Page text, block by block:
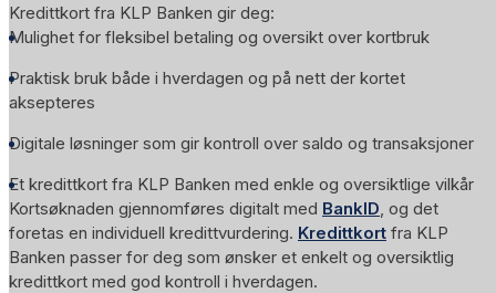
Kredittkort fra KLP Banken gir deg:
Mulighet for fleksibel betaling og oversikt over kortbruk
Praktisk bruk både i hverdagen og på nett der kortet
aksepteres
Digitale løsninger som gir kontroll over saldo og transaksjoner
Et kredittkort fra KLP Banken med enkle og oversiktlige vilkår
Kortsøknaden gjennomføres digitalt med BankID , og det
foretas en individuell kredittvurdering. Kredittkort fra KLP
Banken passer for deg som ønsker et enkelt og oversiktlig
kredittkort med god kontroll i hverdagen.